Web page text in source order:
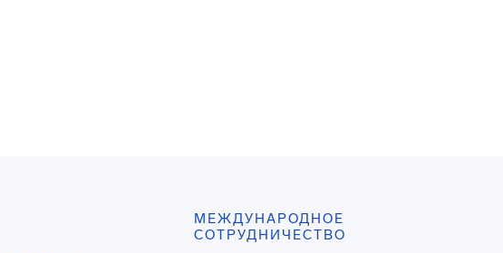
МЕЖДУНАРОДНОЕ
СОТРУДНИЧЕСТВО